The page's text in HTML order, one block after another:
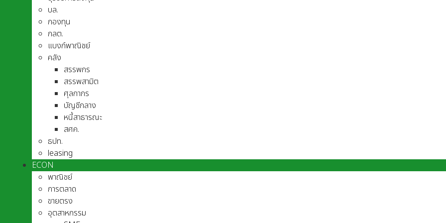
บล.
กองทุน
กลต.
แบงก์พาณิชย์
คลัง
สรรพกร
สรรพสามิต
ศุลกากร
บัญชีกลาง
หนี้สาธารณะ
สศค.
ธปท.
leasing
ECON
พาณิชย์
การตลาด
ขายตรง
อุตสาหกรรม